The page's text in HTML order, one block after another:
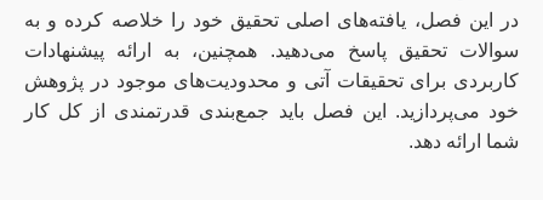
در این فصل، یافته‌های اصلی تحقیق خود را خلاصه کرده و به
سوالات تحقیق پاسخ می‌دهید. همچنین، به ارائه پیشنهادات
کاربردی برای تحقیقات آتی و محدودیت‌های موجود در پژوهش
خود می‌پردازید. این فصل باید جمع‌بندی قدرتمندی از کل کار
شما ارائه دهد.